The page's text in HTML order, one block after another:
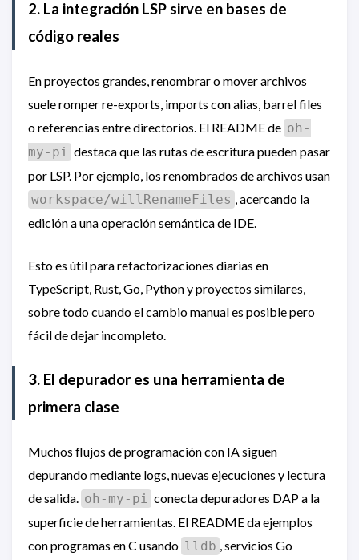
2. La integración LSP sirve en bases de
código reales
En proyectos grandes, renombrar o mover archivos
suele romper re-exports, imports con alias, barrel files
o referencias entre directorios. El README de oh-
my-pi destaca que las rutas de escritura pueden pasar
por LSP. Por ejemplo, los renombrados de archivos usan
workspace/willRenameFiles , acercando la
edición a una operación semántica de IDE.
Esto es útil para refactorizaciones diarias en
TypeScript, Rust, Go, Python y proyectos similares,
sobre todo cuando el cambio manual es posible pero
fácil de dejar incompleto.
3. El depurador es una herramienta de
primera clase
Muchos flujos de programación con IA siguen
depurando mediante logs, nuevas ejecuciones y lectura
de salida. oh-my-pi conecta depuradores DAP a la
superficie de herramientas. El README da ejemplos
con programas en C usando lldb , servicios Go